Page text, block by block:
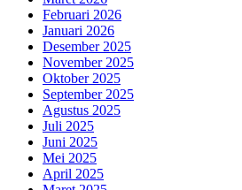
Februari 2026
Januari 2026
Desember 2025
November 2025
Oktober 2025
September 2025
Agustus 2025
Juli 2025
Juni 2025
Mei 2025
April 2025